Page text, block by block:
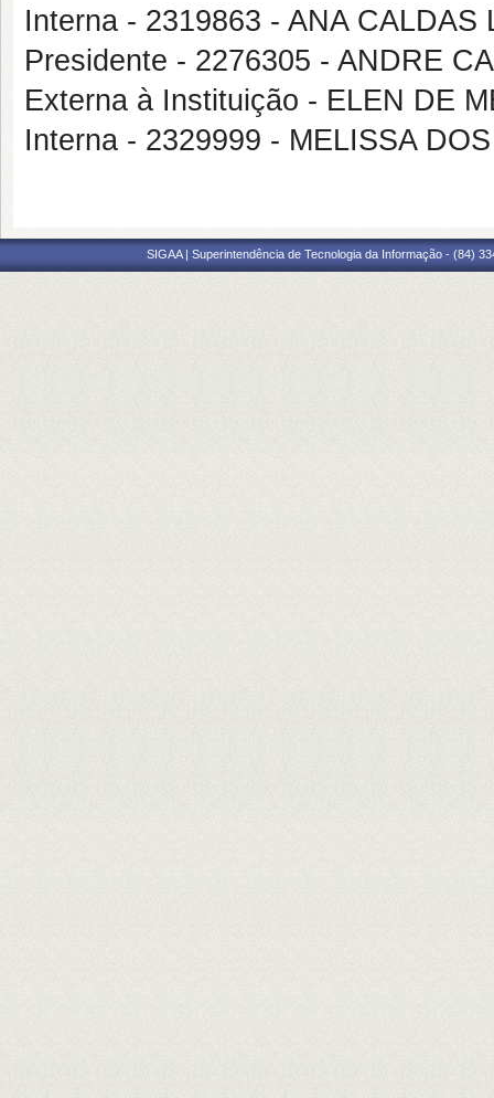
Interna - 2319863 - ANA CALDAS
Presidente - 2276305 - ANDRE
Externa à Instituição - ELEN DE
Interna - 2329999 - MELISSA
SIGAA | Superintendência de Tecnologia da Informação - (84)